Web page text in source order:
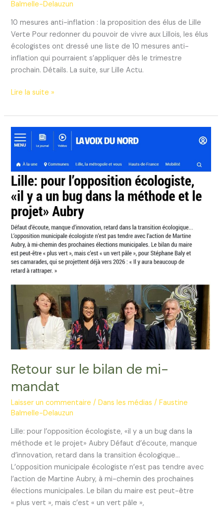
Balmelle-Delauzun
10 mesures anti-inflation : la proposition des élus de Lille
Verte Pour redonner du pouvoir de vivre aux Lillois, les élus
écologistes ont dressé une liste de 10 mesures anti-
inflation qui pourraient s’appliquer dès le trimestre
prochain. Détails. La suite, sur Lille Actu.
Anti-
les
10
propositions
Lille
Verte
Lire la suite »
Retour sur le bilan de mi-
mandat
Laisser un commentaire /Dans les médias /Faustine
Balmelle-Delauzun
Lille: pour l’opposition écologiste, «il y a un bug dans la
méthode et le projet» Aubry Défaut d’écoute, manque
d’innovation, retard dans la transition écologique…
L’opposition municipale écologiste n’est pas tendre avec
l’action de Martine Aubry, à mi-chemin des prochaines
élections municipales. Le bilan du maire est peut-être
« plus vert », mais c’est « un vert pâle »,